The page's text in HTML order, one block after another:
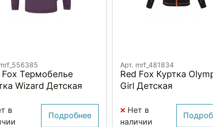
Fox Термобелье
Wizard Детская
в
Подробнее
Арт. mrf_481834
Red Fox Куртка
Girl Детская
Нет в
наличии